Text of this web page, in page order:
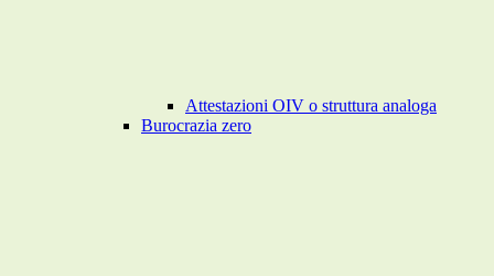
Attestazioni OIV o struttura analoga
Burocrazia zero